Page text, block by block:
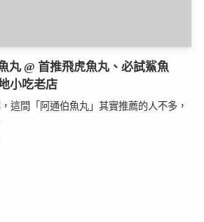
丸 @ 首推飛虎魚丸、必試鯊魚
小吃老店
這間「阿通伯魚丸」其實推薦的人不多，